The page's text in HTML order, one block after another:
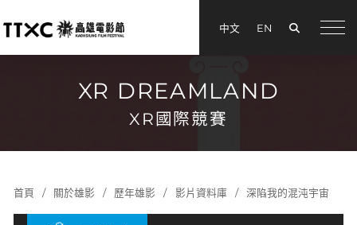
中文 EN
XR DREAMLAND
XR國際競賽
首頁 關於雄影 歷年雄影 影片資料庫 深陷我的混沌宇宙